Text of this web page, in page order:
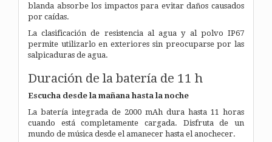
blanda absorbe los impactos para evitar daños causados
por caídas.
La clasificación de resistencia al agua y al polvo IP67
permite utilizarlo en exteriores sin preocuparse por las
salpicaduras de agua.
Duración de la batería de 11 h
Escucha desde la mañana hasta la noche
La batería integrada de 2000 mAh dura hasta 11 horas
cuando está completamente cargada. Disfruta de un
mundo de música desde el amanecer hasta el anochecer.